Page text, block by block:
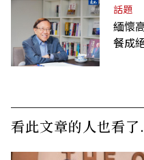
話題
緬懷
餐成
看此文章的人也看了